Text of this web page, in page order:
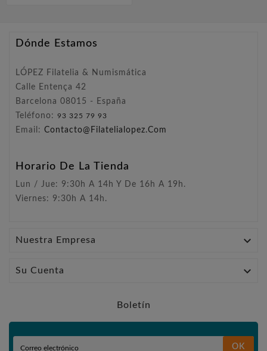
Dónde Estamos
LÓPEZ Filatelia & Numismática
Calle Entença 42
Barcelona 08015 - España
Teléfono: 93 325 79 93
Email: Contacto@filatelialopez.com
Horario De La Tienda
Lun / Jue: 9:30h A 14h Y De 16h A 19h.
Viernes: 9:30h A 14h.
Nuestra Empresa 
Su Cuenta 
Boletín
OK